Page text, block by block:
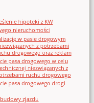
hipoteki z KW
nieruchomości
w pasie drogowym
z potrzebami
drogowego oraz reklam
pasa drogowego w celu
niezwiązanych z
ruchu drogowego
pasa drogowego drogi
zjazdu